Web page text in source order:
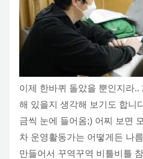
이제 한바퀴 돌았을 뿐인지라..
해 있을지 생각해 보기도 합니
금씩 눈에 들어옴;) 어찌 보면
차 운영활동가는 어떻게든 나
만들어서 꾸역꾸역 비틀비틀